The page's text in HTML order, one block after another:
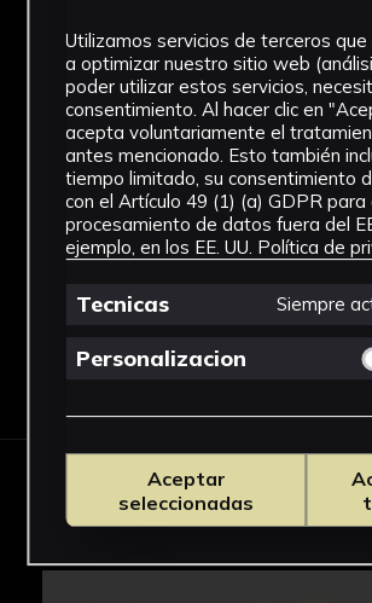
Ubicación
Facultad de
Dimensiones
5 x 2,7 x 2,7
Ver más
IMÁGENES
Utilizamos servicios de terceros que
a optimizar nuestro sitio web
poder utilizar estos servicios,
consentimiento. Al hacer clic en
acepta voluntariamente el
antes mencionado. Esto también
tiempo limitado, su consentimiento
con el Artículo 49 (1) (a) GDPR para
procesamiento de datos fuera del
ejemplo, en los EE. UU. Política de
Tecnicas Siempre
Personalizacion
Aceptar
seleccionadas